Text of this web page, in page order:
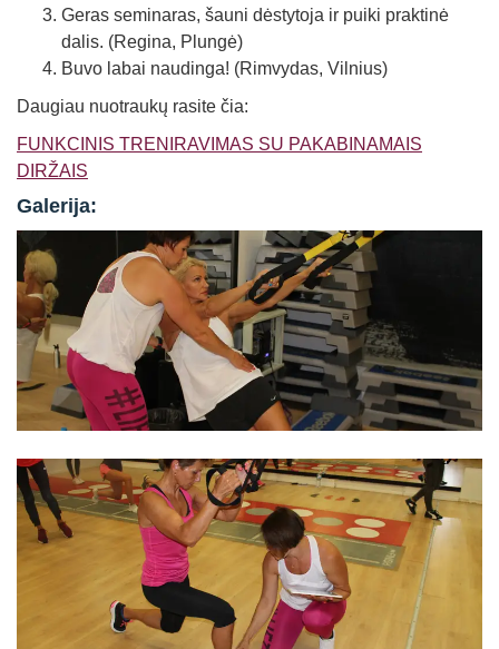
Geras seminaras, šauni dėstytoja ir puiki praktinė
dalis. (Regina, Plungė)
Buvo labai naudinga! (Rimvydas, Vilnius)
Daugiau nuotraukų rasite čia:
FUNKCINIS TRENIRAVIMAS SU PAKABINAMAIS
DIRŽAIS
Galerija: